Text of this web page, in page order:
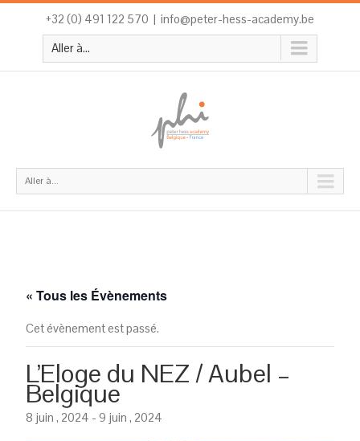
+32 (0) 491 122 570 | info@peter-hess-academy.be
Aller à...
Aller à...
« Tous les Évènements
Cet évènement est passé.
L’Eloge du NEZ / Aubel –
Belgique
8 juin , 2024 - 9 juin , 2024